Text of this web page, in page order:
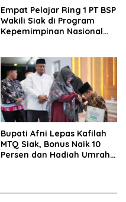
Empat Pelajar Ring 1 PT BSP
Wakili Siak di Program
Kepemimpinan Nasional
Bupati Afni Lepas Kafilah
MTQ Siak, Bonus Naik 10
Persen dan Hadiah Umrah